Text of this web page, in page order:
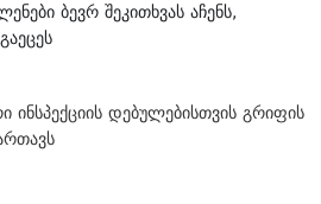
ბევრ შეკითხვას აჩენს,